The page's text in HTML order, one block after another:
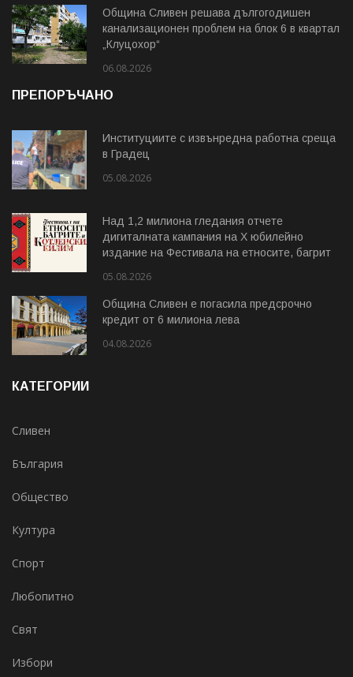
Община Сливен решава дългогодишен
канализационен проблем на блок 6 в квартал
„Клуцохор“
06.08.2026
ПРЕПОРЪЧАНО
Институциите с извънредна работна среща
в Градец
05.08.2026
Над 1,2 милиона гледания отчете
дигиталната кампания на Х юбилейно
издание на Фестивала на етносите, багрите
05.08.2026
Община Сливен е погасила предсрочно
кредит от 6 милиона лева
04.08.2026
КАТЕГОРИИ
Сливен
България
Общество
Култура
Спорт
Любопитно
Свят
Избори